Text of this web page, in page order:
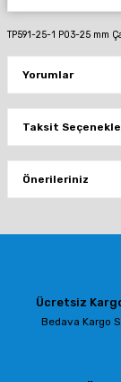
TP591-25-1 P03-25 mm
Yorumlar
Taksit
Önerileriniz
Ürün resmi
Ücretsiz
Bedava Kargo